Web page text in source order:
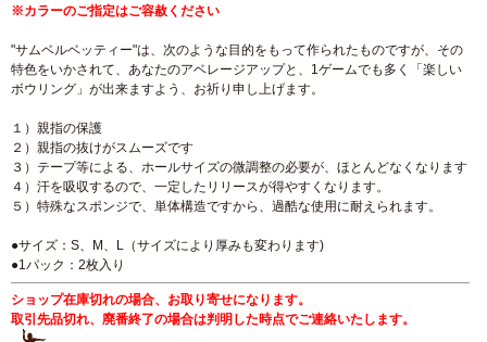
※カラーのご指定はご容赦ください
"サムベルベッティー"は、次のような目的をもって作られたものですが、その
特色をいかされて、あなたのアベレージアップと、1ゲームでも多く「楽しい
ボウリング」が出来ますよう、お祈り申し上げます。
１）親指の保護
２）親指の抜けがスムーズです
３）テープ等による、ホールサイズの微調整の必要が、ほとんどなくなります
４）汗を吸収するので、一定したリリースが得やすくなります。
５）特殊なスポンジで、単体構造ですから、過酷な使用に耐えられます。
●サイズ：S、M、L（サイズにより厚みも変わります)
●1パック：2枚入り
ショップ在庫切れの場合、お取り寄せになります。
取引先品切れ、廃番終了の場合は判明した時点でご連絡いたします。